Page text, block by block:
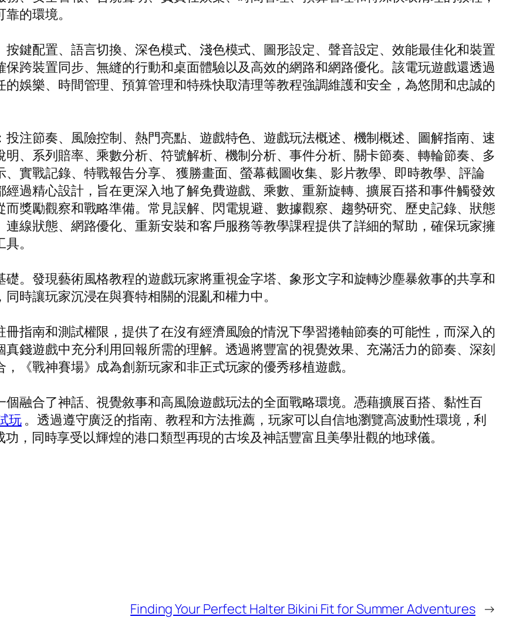
的環境。
鍵配置、語言切換、深色模式、淺色模式、圖形設定、聲音設定、效能最佳化和裝置
跨裝置同步、無縫的行動和桌面體驗以及高效的網路和網路優化。該電玩遊戲還透過
娛樂、時間管理、預算管理和特殊快取清理等教程強調維護和安全，為悠閒和忠誠的
注節奏、風險控制、熱門亮點、遊戲特色、遊戲玩法概述、機制概述、圖解指南、速
、系列賠率、乘數分析、符號解析、機制分析、事件分析、關卡節奏、轉輪節奏、多
實戰記錄、特戰報告分享、 獲勝畫面、螢幕截圖收集、影片教學、即時教學、評論
過精心設計，旨在更深入地了解免費遊戲、乘數、重新旋轉、擴展百搭和事件觸發效
獎勵觀察和戰略準備。常見誤解、閃電規避、數據觀察、趨勢研究、歷史記錄、狀態
線狀態、網路優化、重新安裝和客戶服務等教學課程提供了詳細的幫助，確保玩家擁
。
。發現藝術風格教程的遊戲玩家將重視金字塔、象形文字和旋轉沙塵暴敘事的共享和
時讓玩家沉浸在與賽特相關的混亂和權力中。
指南和測試權限，提供了在沒有經濟風險的情況下學習捲軸節奏的可能性，而深入的
錢遊戲中充分利用回報所需的理解。透過將豐富的視覺效果、充滿活力的節奏、深刻
《戰神賽場》成為創新玩家和非正式玩家的優秀移植遊戲。
個融合了神話、視覺敘事和高風險遊戲玩法的全面戰略環境。憑藉擴展百搭、黏性百
玩。透過遵守廣泛的指南、教程和方法推薦，玩家可以自信地瀏覽高波動性環境，利
，同時享受以輝煌的港口類型再現的古埃及神話豐富且美學壯觀的地球儀。
Finding Your Perfect Halter Bikini Fit for Summer Adventures →